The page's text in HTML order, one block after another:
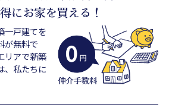
一戸建てを
が無料で
リアで新築
、私たちに